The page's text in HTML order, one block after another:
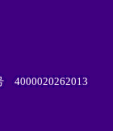
4000020262013